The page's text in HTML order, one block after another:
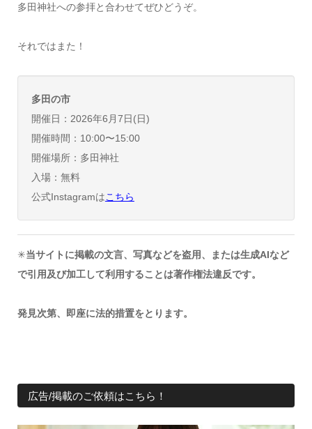
多田神社への参拝と合わせてぜひどうぞ。
それではまた！
多田の市
開催日：2026年6月7日(日)
開催時間：10:00〜15:00
開催場所：多田神社
入場：無料
公式Instagramはこちら
✳︎当サイトに掲載の文言、写真などを盗用、または生成AIなど
で引用及び加工して利用することは著作権法違反です。
発見次第、即座に法的措置をとります。
広告/掲載のご依頼はこちら！